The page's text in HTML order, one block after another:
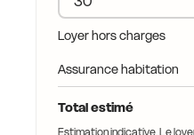
Loyer hors charges
Assurance habitation
Total estimé
Estimation indicative. Le